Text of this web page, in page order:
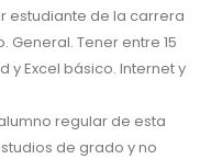
estudiante de la carrera
Tener entre 15
y Excel básico. Internet y
regular de esta
de grado y no